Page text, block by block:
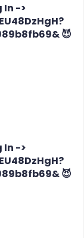
In ->
😈
In ->
😈